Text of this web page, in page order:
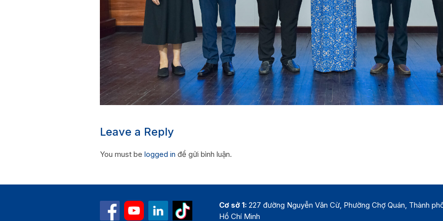
Leave a Reply
You must be logged in để gửi bình luận.
Cơ sở 1: 227 đường Nguyễn Văn Cừ, Phường Chợ Quán, Thành
Hồ Chí Minh